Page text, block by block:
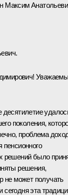
Максим
десятилетие
поколения,
проблема
пенсионного
решений было
решения,
не может получать
эта